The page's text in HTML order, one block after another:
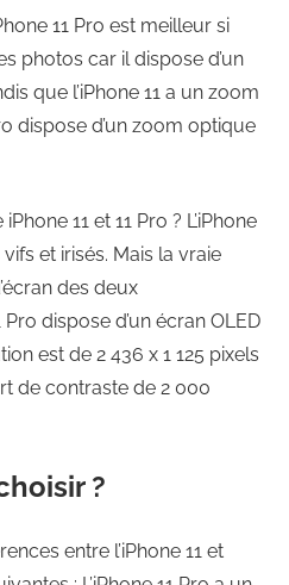
11 Pro est meilleur si
photos car il dispose d’un
que l’iPhone 11 a un zoom
dispose d’un zoom optique
11 et 11 Pro ? L’iPhone
et irisés. Mais la vraie
des deux
Pro dispose d’un écran OLED
est de 2 436 x 1 125 pixels
de contraste de 2 000
?
entre l’iPhone 11 et